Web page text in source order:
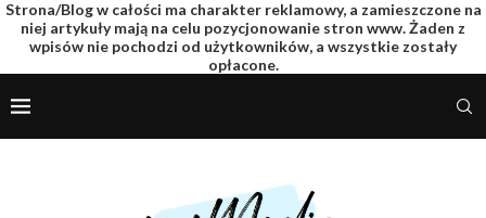
Strona/Blog w całości ma charakter reklamowy, a zamieszczone na
niej artykuły mają na celu pozycjonowanie stron www. Żaden z
wpisów nie pochodzi od użytkowników, a wszystkie zostały
opłacone.